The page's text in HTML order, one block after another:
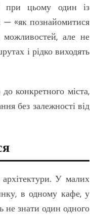
при цьому один із
— «як познайомитися
але не
і рідко виходять
конкретного міста,
без залежності від
У малих
в одному кафе, у
не знати один одного